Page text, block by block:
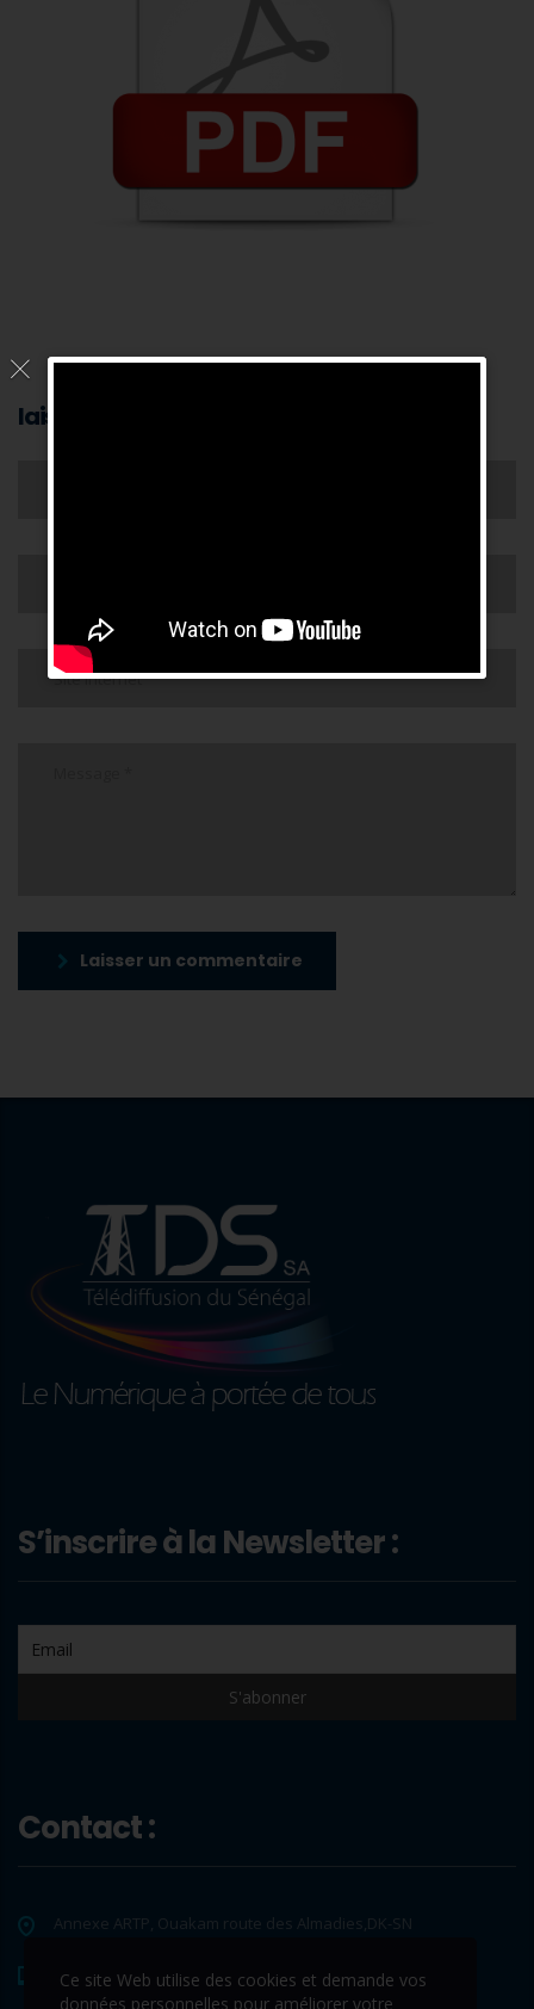
laisser un commentaire
Laisser un commentaire
S’inscrire à la Newsletter :
Contact :
Annexe ARTP, Ouakam route des Almadies,DK-SN
+221 33 865 65 62
Ce site Web utilise des cookies et demande vos
données personnelles pour améliorer votre